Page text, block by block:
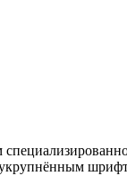
укрупнённым